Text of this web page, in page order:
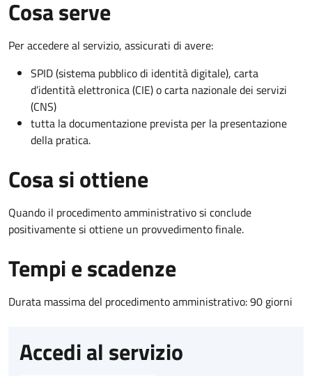
Cosa serve
Per accedere al servizio, assicurati di avere:
SPID (sistema pubblico di identità digitale), carta
d’identità elettronica (CIE) o carta nazionale dei servizi
(CNS)
tutta la documentazione prevista per la presentazione
della pratica.
Cosa si ottiene
Quando il procedimento amministrativo si conclude
positivamente si ottiene un provvedimento finale.
Tempi e scadenze
Durata massima del procedimento amministrativo: 90 giorni
Accedi al servizio